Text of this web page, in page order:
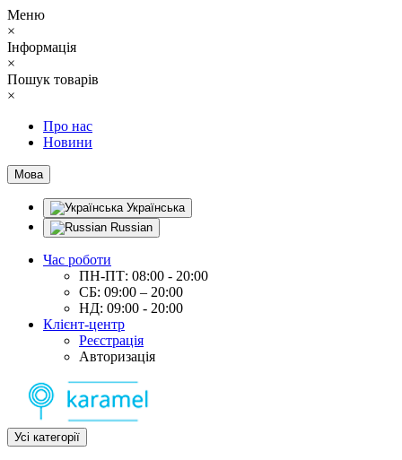
Меню
×
Інформація
×
Пошук товарів
×
Про нас
Новини
Мова
Українська
Russian
Час роботи
ПН-ПТ: 08:00 - 20:00
СБ: 09:00 – 20:00
НД: 09:00 - 20:00
Клієнт-центр
Реєстрація
Авторизація
Усі категорії